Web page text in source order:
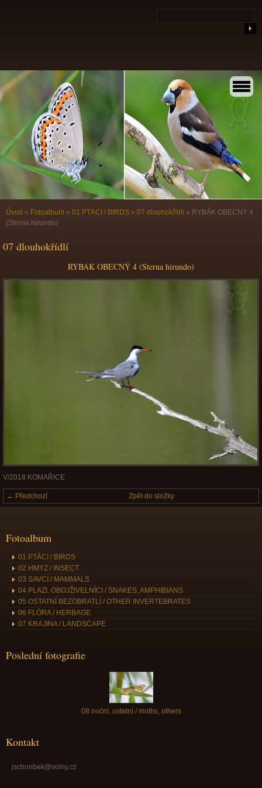
Úvod » Fotoalbum » 01 PTÁCI / BIRDS » 07 dlouhokřídlí » RYBÁK OBECNÝ 4
(Sterna hirundo)
07 dlouhokřídlí
RYBÁK OBECNÝ 4 (Sterna hirundo)
V/2018 KOMAŘICE
← Předchozí Zpět do složky
Fotoalbum
01 PTÁCI / BIRDS
02 HMYZ / INSECT
03 SAVCI / MAMMALS
04 PLAZI, OBOJŽIVELNÍCI / SNAKES, AMPHIBIANS
05 OSTATNÍ BEZOBRATLÍ / OTHER INVERTEBRATES
06 FLÓRA / HERBAGE
07 KRAJINA / LANDSCAPE
Poslední fotografie
08 noční, ostatní / moths, others
Kontakt
jschonbek@volny.cz